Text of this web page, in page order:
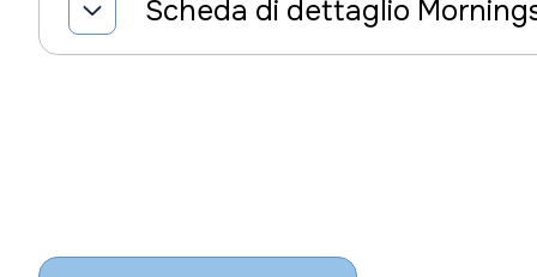
Scheda di dettaglio